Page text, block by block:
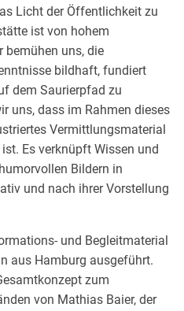
Licht der Öffentlichkeit zu
ist von hohem
bemühen uns, die
bildhaft, fundiert
dem Saurierpfad zu
uns, dass im Rahmen dieses
Vermittlungsmaterial
Es verknüpft Wissen und
Bildern in
und nach ihrer Vorstellung
und Begleitmaterial
aus Hamburg ausgeführt.
zum
von Mathias Baier, der